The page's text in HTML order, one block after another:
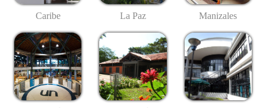
Caribe La Paz Manizales